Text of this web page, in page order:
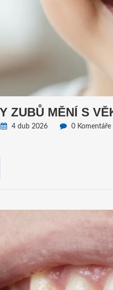
ZUBŮ MĚNÍ S
4 dub 2026 0 Komentáře